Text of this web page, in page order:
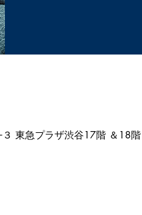
東急プラザ渋谷17階 ＆18階